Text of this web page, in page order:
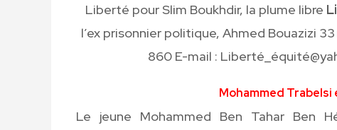
Liberté pour Slim Boukhdir, la plume libre
l’ex prisonnier politique, Ahmed Bouazizi
860 E-mail :
Mohammed
Le jeune Mohammed Ben Tahar Ben